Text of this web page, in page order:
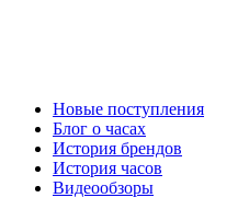
Новые поступления
Блог о часах
История брендов
История часов
Видеообзоры